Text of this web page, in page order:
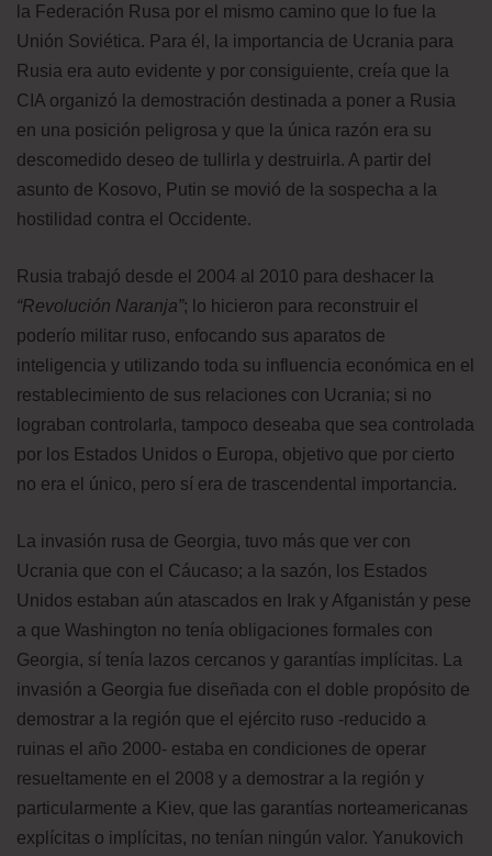
la Federación Rusa por el mismo camino que lo fue la
Unión Soviética. Para él, la importancia de Ucrania para
Rusia era auto evidente y por consiguiente, creía que la
CIA organizó la demostración destinada a poner a Rusia
en una posición peligrosa y que la única razón era su
descomedido deseo de tullirla y destruirla. A partir del
asunto de Kosovo, Putin se movió de la sospecha a la
hostilidad contra el Occidente.
Rusia trabajó desde el 2004 al 2010 para deshacer la
“Revolución Naranja”; lo hicieron para reconstruir el
poderío militar ruso, enfocando sus aparatos de
inteligencia y utilizando toda su influencia económica en el
restablecimiento de sus relaciones con Ucrania; si no
lograban controlarla, tampoco deseaba que sea controlada
por los Estados Unidos o Europa, objetivo que por cierto
no era el único, pero sí era de trascendental importancia.
La invasión rusa de Georgia, tuvo más que ver con
Ucrania que con el Cáucaso; a la sazón, los Estados
Unidos estaban aún atascados en Irak y Afganistán y pese
a que Washington no tenía obligaciones formales con
Georgia, sí tenía lazos cercanos y garantías implícitas. La
invasión a Georgia fue diseñada con el doble propósito de
demostrar a la región que el ejército ruso -reducido a
ruinas el año 2000- estaba en condiciones de operar
resueltamente en el 2008 y a demostrar a la región y
particularmente a Kiev, que las garantías norteamericanas
explícitas o implícitas, no tenían ningún valor. Yanukovich